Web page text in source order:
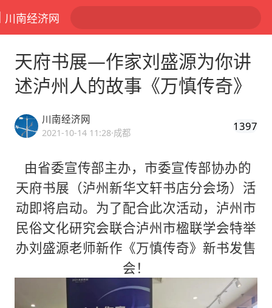
川南经济网
天府书展—作家刘盛源为你讲
述泸州人的故事《万慎传奇》
川南经济网
2021-10-14 11:28·成都 1397
由省委宣传部主办，市委宣传部协办的
天府书展（泸州新华文轩书店分会场）活
动即将启动。为了配合此次活动，泸州市
民俗文化研究会联合泸州市楹联学会特举
办刘盛源老师新作《万慎传奇》新书发售
会！